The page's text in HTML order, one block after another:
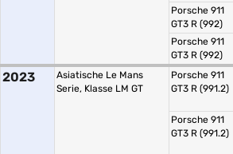
Porsche 911
GT3 R (992)
Porsche 911
GT3 R (992)
2023
Asiatische Le Mans
Serie, Klasse LM GT
Porsche 911
GT3 R (991.2)
Porsche 911
GT3 R (991.2)